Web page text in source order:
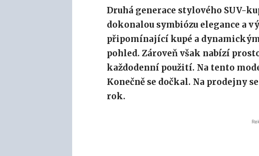
Druhá generace stylového SUV-
dokonalou symbiózu elegance a
připomínající kupé a
pohled. Zároveň však nabízí
každodenní použití. Na tento
Konečně se dočkal. Na prodejny
rok.